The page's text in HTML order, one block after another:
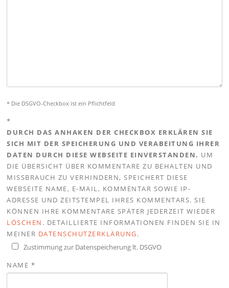
* Die DSGVO-Checkbox ist ein Pflichtfeld
*
DURCH DAS ANHAKEN DER CHECKBOX ERKLÄREN SIE
SICH MIT DER SPEICHERUNG UND VERABEITUNG IHRER
DATEN DURCH DIESE WEBSEITE EINVERSTANDEN. UM
DIE ÜBERSICHT ÜBER KOMMENTARE ZU BEHALTEN UND
MISSBRAUCH ZU VERHINDERN, SPEICHERT DIESE
WEBSEITE NAME, E-MAIL, KOMMENTAR SOWIE IP-
ADRESSE UND ZEITSTEMPEL IHRES KOMMENTARS. SIE
KÖNNEN IHRE KOMMENTARE SPÄTER JEDERZEIT WIEDER
LÖSCHEN . DETAILLIERTE INFORMATIONEN FINDEN SIE IN
MEINER DATENSCHUTZERKLÄRUNG.
Zustimmung zur Datenspeicherung lt. DSGVO
NAME *